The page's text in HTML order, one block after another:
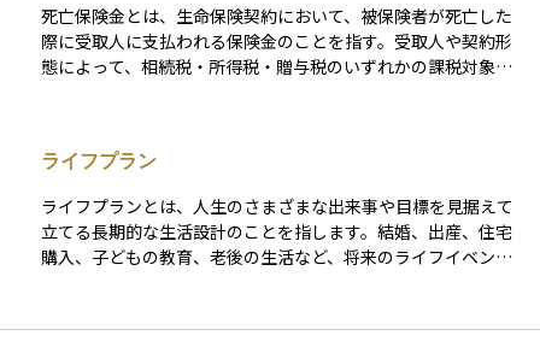
死亡保険金とは、生命保険契約において、被保険者が死亡した
際に受取人に支払われる保険金のことを指す。受取人や契約形
態によって、相続税・所得税・贈与税のいずれかの課税対象と
ライフプラン
ライフプランとは、人生のさまざまな出来事や目標を見据えて
立てる長期的な生活設計のことを指します。結婚、出産、住宅
購入、子どもの教育、老後の生活など、将来のライフイベント
てることで、お金に対する不安を減らし、将来の備えを具体的